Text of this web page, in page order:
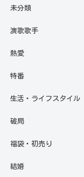
未分類
演歌歌手
熱愛
特番
生活・ライフスタイル
破局
福袋・初売り
結婚